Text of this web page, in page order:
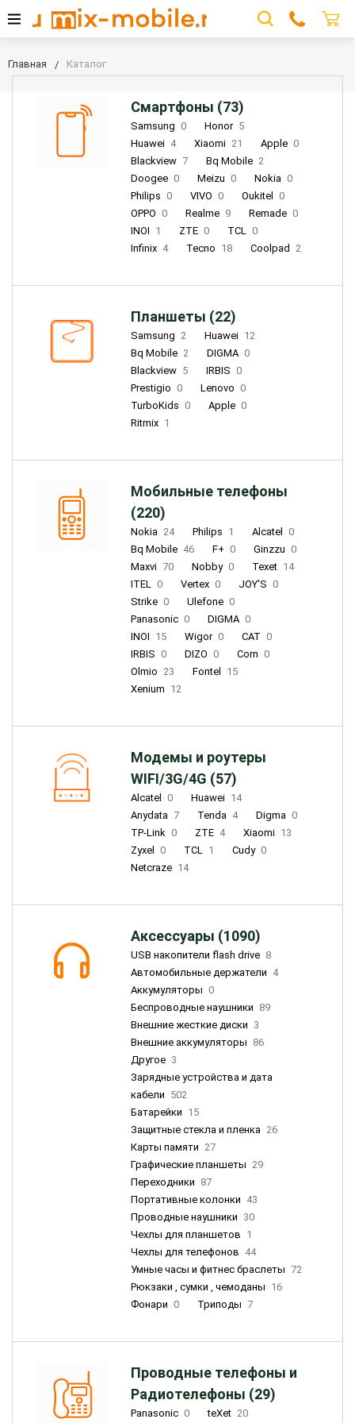
Главная Каталог
Смартфоны (73)
Samsung 0 Honor 5
Huawei 4 Xiaomi 21 Apple 0
Blackview 7 Bq Mobile 2
Doogee 0 Meizu 0 Nokia 0
Philips 0 VIVO 0 Oukitel
0
OPPO 0 Realme 9 Remade 0
INOI 1 ZTE 0 TCL 0
Infinix 4 Tecno 18 Coolpad 2
Планшеты (22)
Samsung 2 Huawei 12
Bq Mobile 2 DIGMA 0
Blackview 5 IRBIS 0
Prestigio 0 Lenovo 0
TurboKids 0 Apple 0
Ritmix 1
Мобильные телефоны
(220)
Nokia 24 Philips 1 Alcatel
0
Bq Mobile 46 F+ 0 Ginzzu 0
Maxvi 70 Nobby 0 Texet 14
ITEL 0 Vertex 0 JOY'S 0
Strike 0 Ulefone 0
Panasonic 0 DIGMA 0
INOI 15 Wigor 0 CAT 0
IRBIS 0 DIZO 0 Corn 0
Olmio 23 Fontel
15
Xenium 12
Модемы и роутеры
WIFI/3G/4G (57)
Alcatel 0 Huawei 14
Anydata 7 Tenda 4 Digma 0
TP-Link 0 ZTE 4 Xiaomi 13
Zyxel
0 TCL 1 Cudy 0
Netcraze 14
Аксессуары (1090)
USB накопители flash drive 8
Автомобильные держатели 4
Аккумуляторы 0
Беспроводные наушники 89
Внешние жесткие диски 3
Внешние аккумуляторы 86
Другое 3
Зарядные устройства и дата
кабели 502
Батарейки 15
Защитные стекла и пленка 26
Карты памяти 27
Графические планшеты 29
Переходники 87
Портативные колонки 43
Проводные наушники 30
Чехлы для планшетов 1
Чехлы для телефонов 44
Умные часы и фитнес браслеты 72
Рюкзаки , сумки , чемоданы 16
Фонари 0 Триподы 7
Проводные телефоны и
Радиотелефоны (29)
Panasonic 0 teXet 20